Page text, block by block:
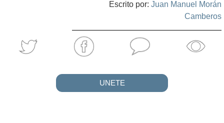
Escrito por: Juan Manuel Morán
Camberos
UNETE